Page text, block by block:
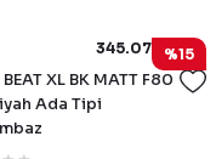
%15
345.0709.184
XL BK MATT F80
Ada Tipi